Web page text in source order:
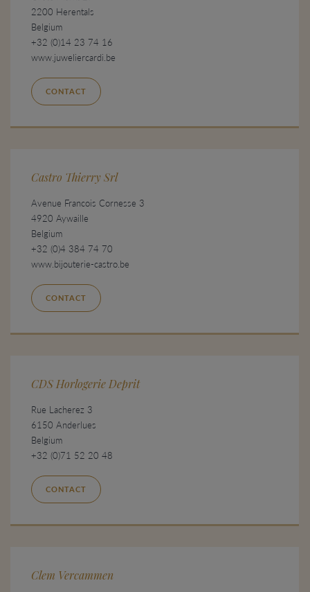
2200 Herentals
Belgium
+32 (0)14 23 74 16
www.juweliercardi.be
CONTACT
Castro Thierry Srl
Avenue Francois Cornesse 3
4920 Aywaille
Belgium
+32 (0)4 384 74 70
www.bijouterie-castro.be
CONTACT
CDS Horlogerie Deprit
Rue Lacherez 3
6150 Anderlues
Belgium
+32 (0)71 52 20 48
CONTACT
Clem Vercammen